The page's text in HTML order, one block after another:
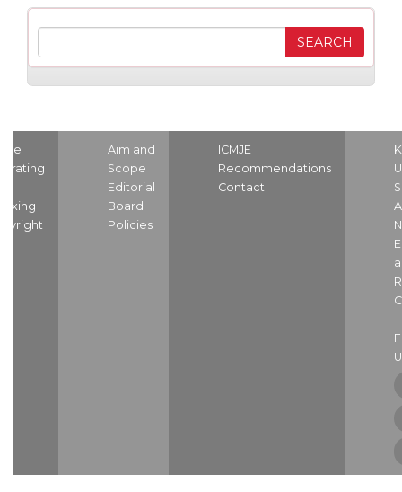
Aim and
Scope
Editorial
Board
Policies
ICMJE
Recommendations
Contact